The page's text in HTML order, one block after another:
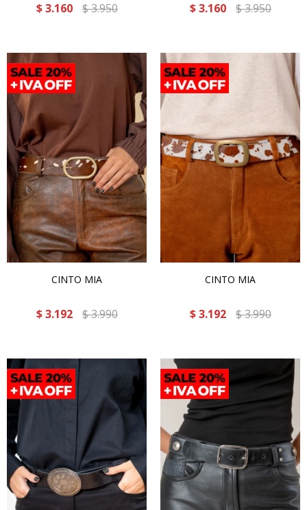
$ 3.160 $3.950 $ 3.160 $3.950
CINTO MIA
$ 3.192 $3.990
CINTO MIA
$ 3.192 $3.990